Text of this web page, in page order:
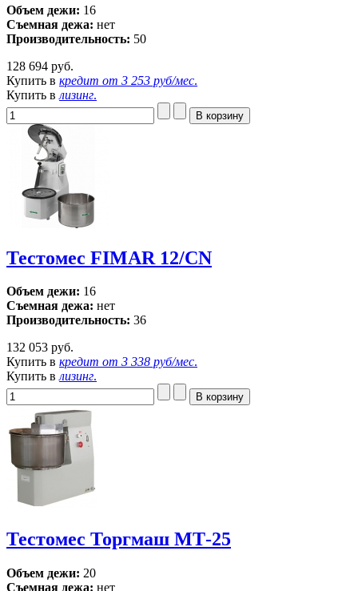
Объем дежи: 16
Съемная дежа: нет
Производительность: 50
128 694 руб.
Купить в кредит от 3 253 руб/мес.
Купить в лизинг.
Тестомес FIMAR 12/CN
Объем дежи: 16
Съемная дежа: нет
Производительность: 36
132 053 руб.
Купить в кредит от 3 338 руб/мес.
Купить влизинг.
Тестомес Торгмаш МТ-25
Объем дежи: 20
Съемная дежа: нет